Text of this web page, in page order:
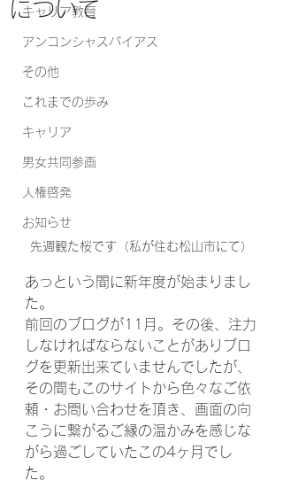
キャリア教育
アンコンシャスバイアス
その他
これまでの歩み
キャリア
男女共同参画
人権啓発
お知らせ
について
先週観た桜です（私が住む松山市にて）
あっという間に新年度が始まりまし
た。
前回のブログが11月。その後、注力
しなければならないことがありブロ
グを更新出来ていませんでしたが、
その間もこのサイトから色々なご依
頼・お問い合わせを頂き、画面の向
こうに繋がるご縁の温かみを感じな
がら過ごしていたこの4ヶ月でし
た。